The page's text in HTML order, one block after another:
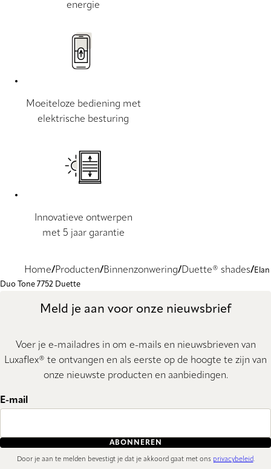
energie
Moeiteloze bediening met
elektrische besturing
Innovatieve ontwerpen
met 5 jaar garantie
Home Producten Binnenzonwering Duette® shades
Elan
Duo Tone 7752 Duette
Meld je aan voor onze nieuwsbrief
Voer je e-mailadres in om e-mails en nieuwsbrieven van
Luxaflex® te ontvangen en als eerste op de hoogte te zijn van
onze nieuwste producten en aanbiedingen.
E-mail
ABONNEREN
Door je aan te melden bevestigt je dat je akkoord gaat met ons privacybeleid.